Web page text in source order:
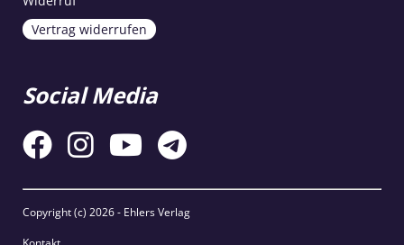
Vertrag widerrufen
Social Media
Copyright (c) 2026 - Ehlers Verlag